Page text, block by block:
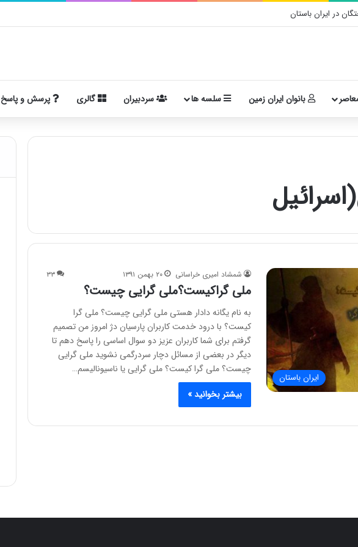
در ایران باستان
بانوان ایران زمین سلسه ها سردبیران گالری پرسش و پاسخ
ایران باستان
شمشاد امیری خراسانی ۲۰ بهمن ۱۳۹۱ ۳۳
ملی گراکیست؟ملی گرایی چیست؟
به نام یگانه دادار هستی ملی گرایی چیست؟ ملی گرا
کیست؟ با درود خدمت کاربران پارسیان دژ امروز من تصمیم
گرفتم برای شما کاربران عزیز دو سوال اساسی را پاسخ دهم تا
دیگر در بعضی از مسائل دچار سردرگمی نشوید ملی گرایی
چیست؟ ملی گرا کیست؟ ملی گرایی یا ناسیونالیسم…
بیشتر بخوانید »